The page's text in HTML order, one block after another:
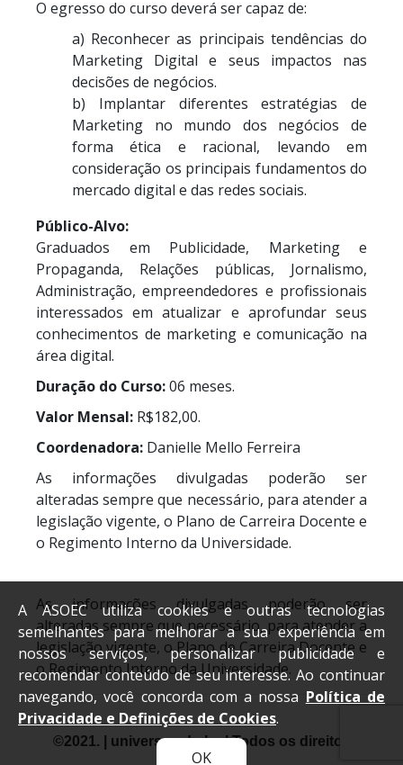
O egresso do curso deverá ser capaz de:
a) Reconhecer as principais tendências do
Marketing Digital e seus impactos nas
decisões de negócios.
b)
Implantar diferentes estratégias de
Marketing no mundo dos negócios de
forma ética e racional, levando em
consideração os principais fundamentos do
mercado digital e das redes sociais.
Público-Alvo:
Graduados em Publicidade, Marketing e
Propaganda, Relações públicas, Jornalismo,
Administração, empreendedores e profissionais
interessados em atualizar e aprofundar seus
conhecimentos de marketing e comunicação na
área digital.
Duração do Curso:06 meses.
Valor Mensal: R$182,00.
Coordenadora: Danielle Mello Ferreira
As informações divulgadas poderão ser
alteradas sempre que necessário, para atender a
legislação vigente, o Plano de Carreira Docente e
o Regimento Interno da Universidade.
As informações divulgadas poderão ser
alteradas sempre que necessário, para atender a
legislação vigente, o Plano de Carreira Docente e
o Regimento Interno da Universidade.
©2021. | universo.edu.br. | Todos os direitos
A ASOEC utiliza cookies e outras tecnologias
semelhantes para melhorar a sua experiência em
nossos serviços, personalizar publicidade e
recomendar conteúdo de seu interesse. Ao continuar
navegando, você concorda com a nossa Política de
Privacidade e Definições de Cookies.
OK